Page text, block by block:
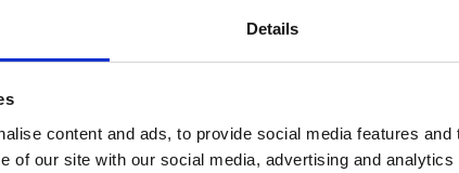
Details
content and ads, to provide social media features
of our site with our social media, advertising and
Kundtjänst
Köpvillkor